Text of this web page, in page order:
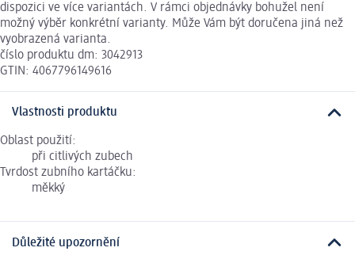
dispozici ve více variantách. V rámci objednávky bohužel není
možný výběr konkrétní varianty. Může Vám být doručena jiná než
vyobrazená varianta.
číslo produktu dm: 3042913
GTIN: 4067796149616
Vlastnosti produktu
Oblast použití:
při citlivých zubech
Tvrdost zubního kartáčku:
měkký
Důležité upozornění